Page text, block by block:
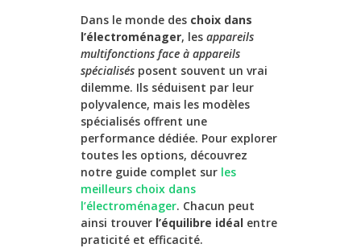
Dans le monde des choix dans
l’électroménager, les appareils
multifonctions face à appareils
spécialisés posent souvent un vrai
dilemme. Ils séduisent par leur
polyvalence, mais les modèles
spécialisés offrent une
performance dédiée. Pour explorer
toutes les options, découvrez
notre guide complet sur les
meilleurs choix dans
l’électroménager. Chacun peut
ainsi trouver l’équilibre idéal entre
praticité et efficacité.